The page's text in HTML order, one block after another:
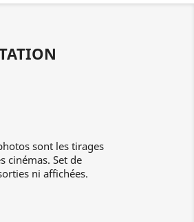
sont les tirages
cinémas. Set de
ni affichées.